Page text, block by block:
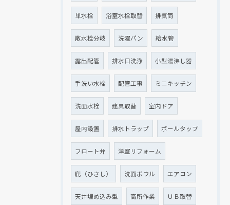
単水栓 浴室水栓取替 排気筒
散水栓分岐 洗濯パン 給水管
露出配管 排水口洗浄 小型湯沸し器
手洗い水栓 配管工事 ミニキッチン
洗面水栓 建具取替 室内ドア
屋内設置 排水トラップ ボールタップ
フロート弁 洋室リフォーム
庇（ひさし） 洗面ボウル エアコン
天井埋め込み型 高所作業 ＵＢ取替